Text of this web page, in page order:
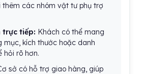
thêm các nhóm vật tư phụ trợ
trực tiếp: Khách có thể mang
mục, kích thước hoặc danh
hỏi rõ hơn.
sở có hỗ trợ giao hàng, giúp